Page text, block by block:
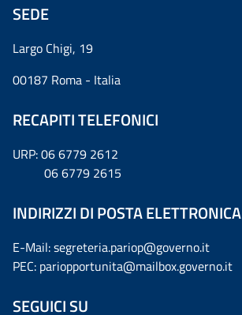
SEDE
Largo Chigi, 19
00187 Roma - Italia
RECAPITI TELEFONICI
URP: 06 6779 2612
06 6779 2615
INDIRIZZI DI POSTA ELETTRONICA
E-Mail: segreteria.pariop@governo.it
PEC: pariopportunita@mailbox.governo.it
SEGUICI SU